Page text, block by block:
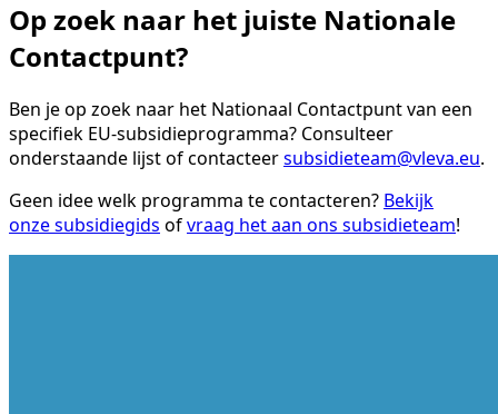
Op zoek naar het juiste Nationale
Contactpunt?
Ben je op zoek naar het Nationaal Contactpunt van een
specifiek EU-subsidieprogramma? Consulteer
onderstaande lijst of contacteersubsidieteam@vleva.eu.
Geen idee welk programma te contacteren? Bekijk
onze subsidiegids ofvraag het aan ons subsidieteam!